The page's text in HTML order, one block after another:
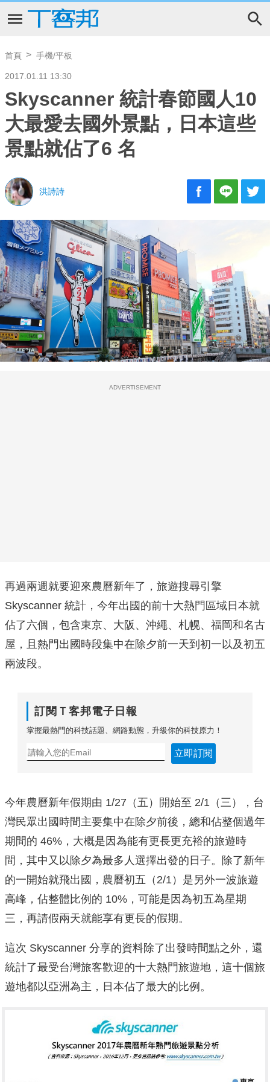
首頁 手機/平板
2017.01.11 13:30
Skyscanner 統計春節國人10
大最愛去國外景點，日本這些
景點就佔了6 名
洪詩詩
ADVERTISEMENT
再過兩週就要迎來農曆新年了，旅遊搜尋引擎
Skyscanner 統計，今年出國的前十大熱門區域日本就
佔了六個，包含東京、大阪、沖繩、札幌、福岡和名古
屋，且熱門出國時段集中在除夕前一天到初一以及初五
兩波段。
訂閱Ｔ客邦電子日報
掌握最熱門的科技話題、網路動態，升級你的科技原力！
立即訂閱
今年農曆新年假期由 1/27（五）開始至 2/1（三），台
灣民眾出國時間主要集中在除夕前後，總和佔整個過年
期間的 46%，大概是因為能有更長更充裕的旅遊時
間，其中又以除夕為最多人選擇出發的日子。除了新年
的一開始就飛出國，農曆初五（2/1）是另外一波旅遊
高峰，佔整體比例的 10%，可能是因為初五為星期
三，再請假兩天就能享有更長的假期。
這次 Skyscanner 分享的資料除了出發時間點之外，還
統計了最受台灣旅客歡迎的十大熱門旅遊地，這十個旅
遊地都以亞洲為主，日本佔了最大的比例。